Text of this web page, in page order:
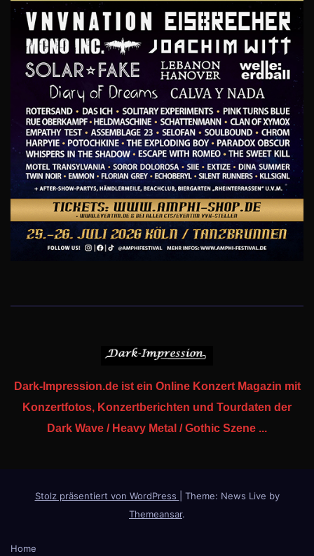
Dark-Impression.de ist ein Online Konzert Magazin mit
Konzertfotos, Konzertberichten und Tourdaten der
Dark Wave / Heavy Metal / Gothic Szene ...
Stolz präsentiert von WordPress
Theme: News Live by
Themeansar.
Home